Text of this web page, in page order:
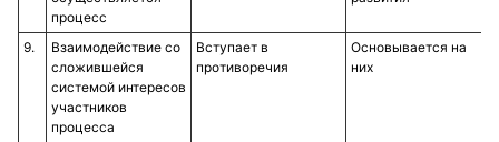
процесс
9.
Взаимодействие со
сложившейся
системой интересов
участников
процесса
Вступает в
противоречия
Основывается на
них